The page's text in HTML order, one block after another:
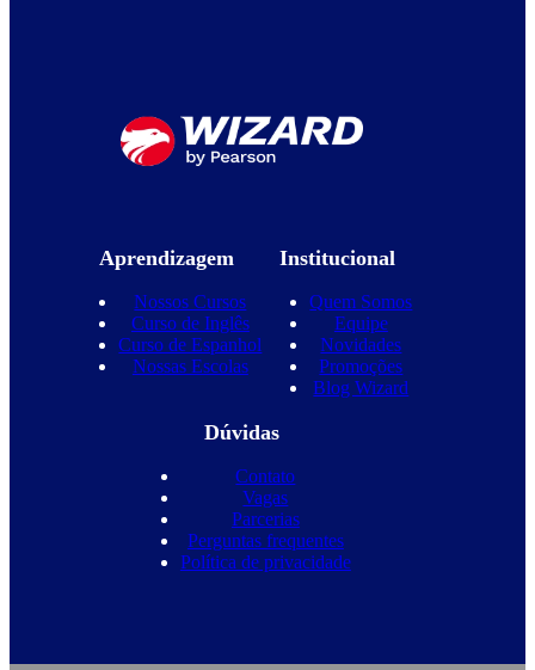
Aprendizagem
Nossos Cursos
Curso de Inglês
Curso de Espanhol
Nossas Escolas
Institucional
Quem Somos
Equipe
Novidades
Promoções
Blog Wizard
Dúvidas
Contato
Vagas
Parcerias
Perguntas frequentes
Política de privacidade